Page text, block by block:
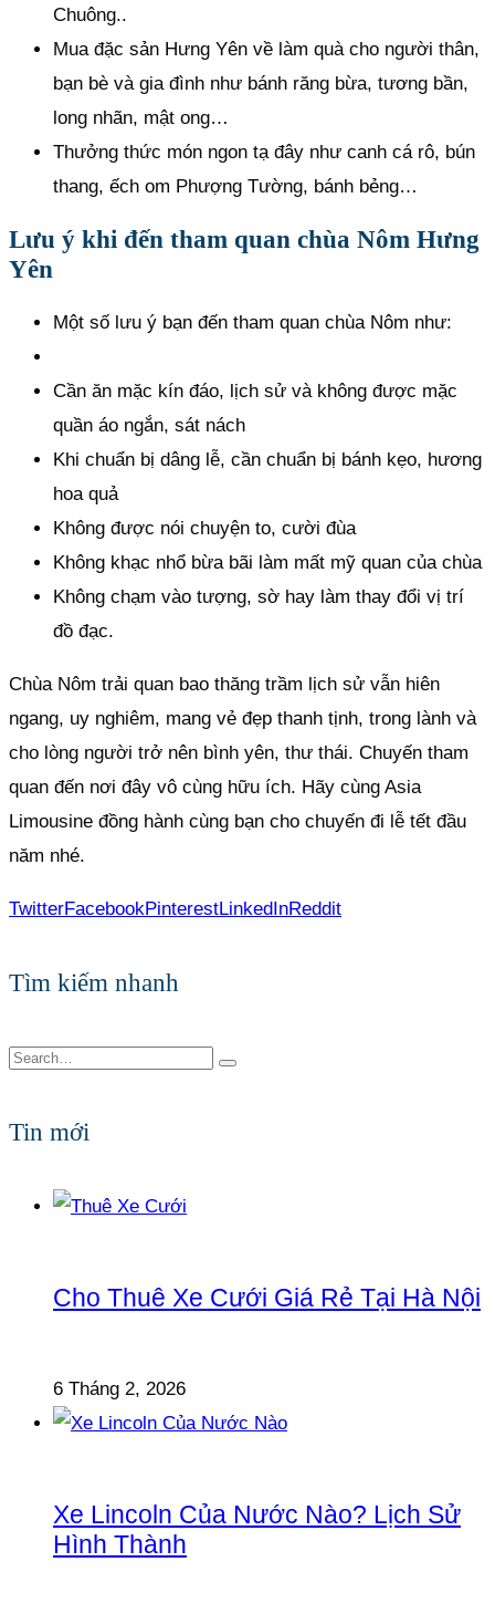
Chuông..
Mua đặc sản Hưng Yên về làm quà cho người thân,
bạn bè và gia đình như bánh răng bừa, tương bần,
long nhãn, mật ong…
Thưởng thức món ngon tạ đây như canh cá rô, bún
thang, ếch om Phượng Tường, bánh bẻng…
Lưu ý khi đến tham quan chùa Nôm Hưng
Yên
Một số lưu ý bạn đến tham quan chùa Nôm như:
Cần ăn mặc kín đáo, lịch sử và không được mặc
quần áo ngắn, sát nách
Khi chuẩn bị dâng lễ, cần chuẩn bị bánh kẹo, hương
hoa quả
Không được nói chuyện to, cười đùa
Không khạc nhổ bừa bãi làm mất mỹ quan của chùa
Không chạm vào tượng, sờ hay làm thay đổi vị trí
đồ đạc.
Chùa Nôm trải quan bao thăng trầm lịch sử vẫn hiên
ngang, uy nghiêm, mang vẻ đẹp thanh tịnh, trong lành và
cho lòng người trở nên bình yên, thư thái. Chuyến tham
quan đến nơi đây vô cùng hữu ích. Hãy cùng Asia
Limousine đồng hành cùng bạn cho chuyến đi lễ tết đầu
năm nhé.
TwitterFacebookPinterestLinkedInReddit
Tìm kiếm nhanh
Tin mới
Cho Thuê Xe Cưới Giá Rẻ Tại Hà Nội
6 Tháng 2, 2026
Xe Lincoln Của Nước Nào? Lịch Sử
Hình Thành